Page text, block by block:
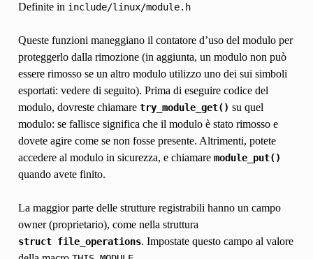
Definite in include/linux/module.h
Queste funzioni maneggiano il contatore d’uso del modulo per
proteggerlo dalla rimozione (in aggiunta, un modulo non può
essere rimosso se un altro modulo utilizzo uno dei sui simboli
esportati: vedere di seguito). Prima di eseguire codice del
modulo, dovreste chiamare try_module_get() su quel
modulo: se fallisce significa che il modulo è stato rimosso e
dovete agire come se non fosse presente. Altrimenti, potete
accedere al modulo in sicurezza, e chiamare module_put()
quando avete finito.
La maggior parte delle strutture registrabili hanno un campo
owner (proprietario), come nella struttura
struct file_operations. Impostate questo campo al valore